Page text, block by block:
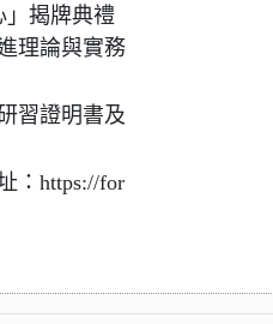
」揭牌典禮
理論與實務
習證明書及
：https://for